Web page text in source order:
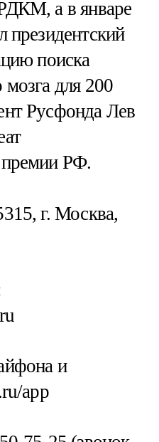
а в январе
президентский
поиска
мозга для 200
Русфонда Лев
премии РФ.
г. Москва,
и
app